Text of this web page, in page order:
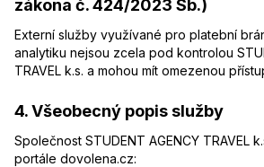
zákona č. 424/2023 Sb.)
Externí služby využívané pro platební
analytiku nejsou zcela pod kontrolou
TRAVEL k.s. a mohou mít omezenou
4. Všeobecný popis služby
Společnost STUDENT AGENCY TRAVEL
portále dovolena.cz: